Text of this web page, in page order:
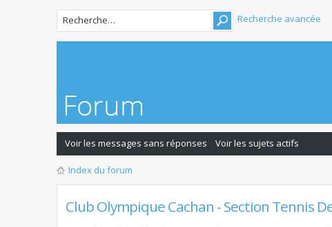
Recherche avancée
Voir les messages sans réponses Voir les sujets actifs
Index du forum
Club Olympique Cachan - Section Tennis